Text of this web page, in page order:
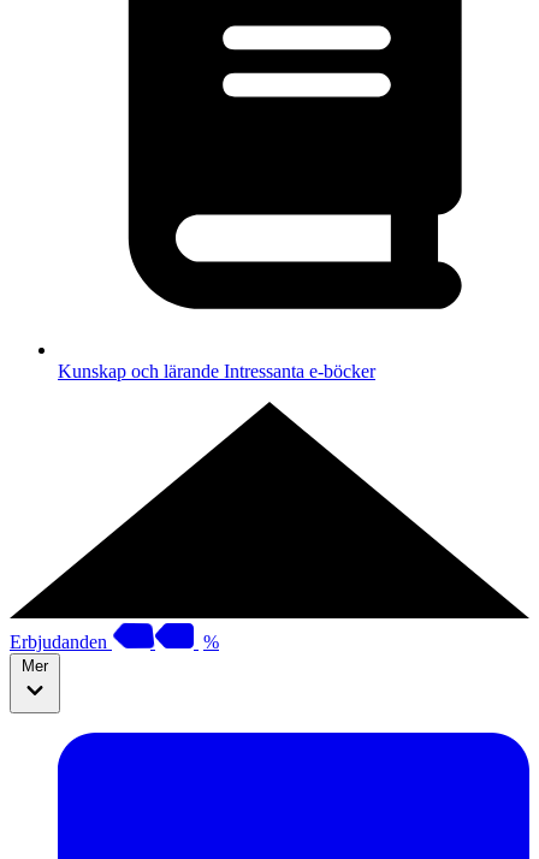
Kunskap och lärande Intressanta e-böcker
Erbjudanden %
Mer